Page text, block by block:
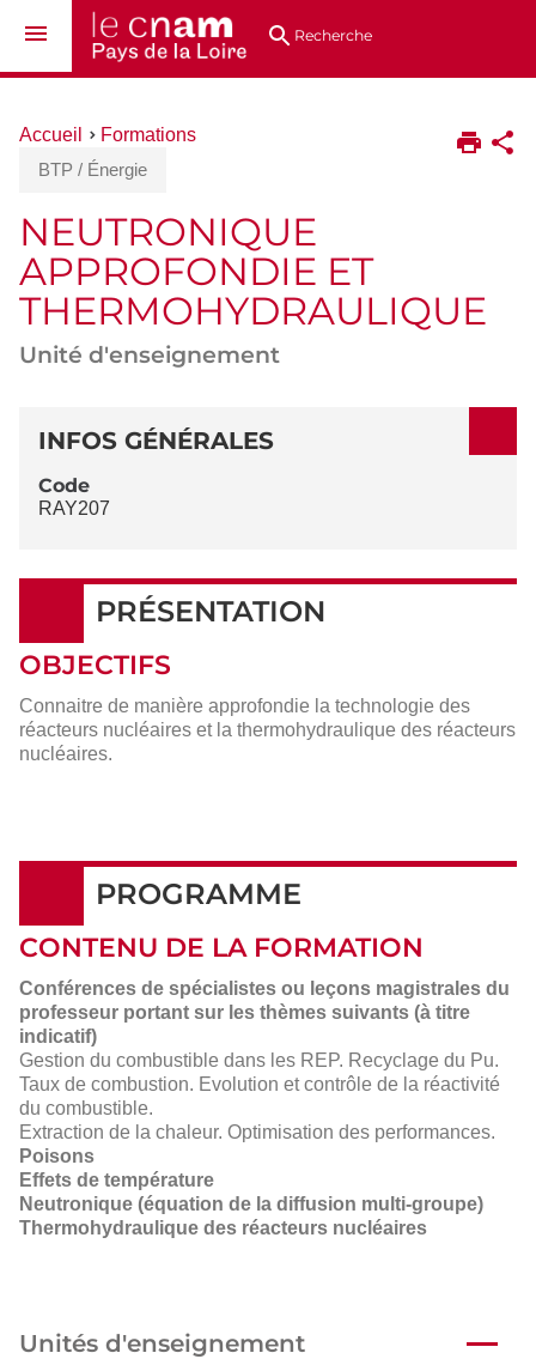
au
directsRecherche
Vous
ici :
Accueil
Formations
BTP / Énergie
NEUTRONIQUE
APPROFONDIE ET
THERMOHYDRAULIQUE
Unité d'enseignement
DÉTAILS
INFOS GÉNÉRALES
Code
RAY207
PRÉSENTATION
OBJECTIFS
Connaitre de manière approfondie la technologie des
réacteurs nucléaires et la thermohydraulique des réacteurs
nucléaires.
PROGRAMME
CONTENU DE LA FORMATION
Conférences de spécialistes ou leçons magistrales du
professeur portant sur les thèmes suivants (à titre
indicatif)
Gestion du combustible dans les REP. Recyclage du Pu.
Taux de combustion. Evolution et contrôle de la réactivité
du combustible.
Extraction de la chaleur. Optimisation des performances.
Poisons
Effets de température
Neutronique (équation de la diffusion multi-groupe)
Thermohydraulique des réacteurs nucléaires
Unités d'enseignement